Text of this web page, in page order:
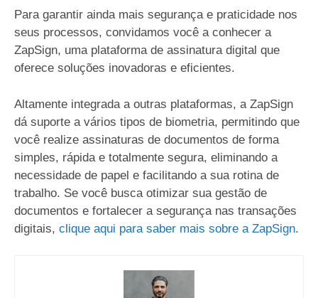
Para garantir ainda mais segurança e praticidade nos
seus processos, convidamos você a conhecer a
ZapSign, uma plataforma de assinatura digital que
oferece soluções inovadoras e eficientes.
Altamente integrada a outras plataformas, a ZapSign
dá suporte a vários tipos de biometria, permitindo que
você realize assinaturas de documentos de forma
simples, rápida e totalmente segura, eliminando a
necessidade de papel e facilitando a sua rotina de
trabalho. Se você busca otimizar sua gestão de
documentos e fortalecer a segurança nas transações
digitais, clique aqui para saber mais sobre a ZapSign.